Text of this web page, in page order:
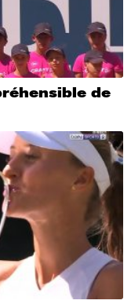
de